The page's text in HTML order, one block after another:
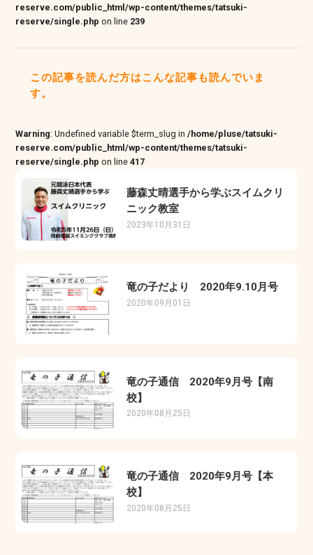
reserve.com/public_html/wp-content/themes/tatsuki-
reserve/single.php on line 239
この記事を読んだ方はこんな記事も読んでいま
す。
Warning: Undefined variable $term_slug in/home/pluse/tatsuki-
reserve.com/public_html/wp-content/themes/tatsuki-
reserve/single.php on line417
藤森丈晴選手から学ぶスイムクリ
ニック教室
2023年10月31日
竜の子だより 2020年9.10月号
2020年09月01日
竜の子通信 2020年9月号【南
校】
2020年08月25日
竜の子通信 2020年9月号【本
校】
2020年08月25日